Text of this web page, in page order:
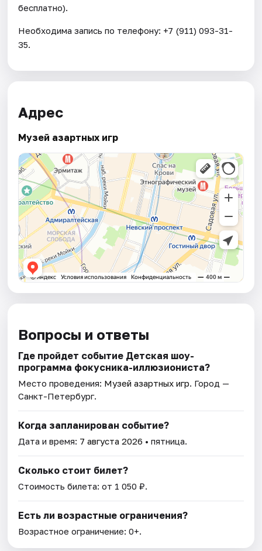
бесплатно).
Необходима запись по телефону: +7 (911) 093-31-
35.
Адрес
Музей азартных игр
Вопросы и ответы
Где пройдет событие Детская шоу-
программа фокусника-иллюзиониста?
Место проведения: Музей азартных игр. Город —
Санкт-Петербург.
Когда запланирован событие?
Дата и время: 7 августа 2026 • пятница.
Сколько стоит билет?
Стоимость билета: от 1 050 ₽.
Есть ли возрастные ограничения?
Возрастное ограничение: 0+.